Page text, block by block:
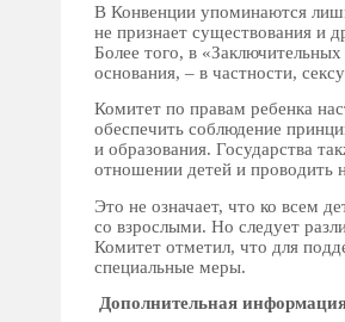
В Конвенции упоминаются
не признает существования и
Более того, в
основания, – в частности,
Комитет по правам ребенка
обеспечить соблюдение
и образования. Государства
отношении детей и проводить
Это не означает, что ко всем
со взрослыми. Но следует
Комитет отметил, что для
специальные меры.
Дополнительная